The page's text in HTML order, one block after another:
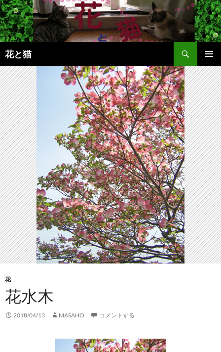
コ
ン
テ
ン
ツ
へ
ス
キ
ッ
プ
花と猫
検
索
メインメ
ニュー
花
花水木
2018/04/13 MASAHO コメントする